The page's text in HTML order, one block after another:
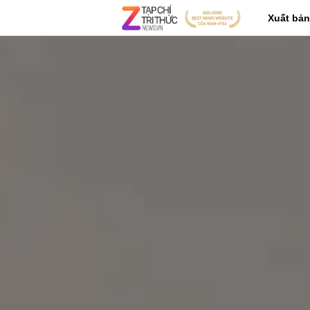
Xuất bản